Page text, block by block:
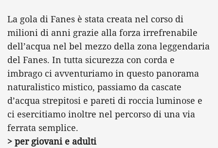
La gola di Fanes è stata creata nel corso di
milioni di anni grazie alla forza irrefrenabile
dell’acqua nel bel mezzo della zona leggendaria
del Fanes. In tutta sicurezza con corda e
imbrago ci avventuriamo in questo panorama
naturalistico mistico, passiamo da cascate
d’acqua strepitosi e pareti di roccia luminose e
ci esercitiamo inoltre nel percorso di una via
ferrata semplice.
> per giovani e adulti